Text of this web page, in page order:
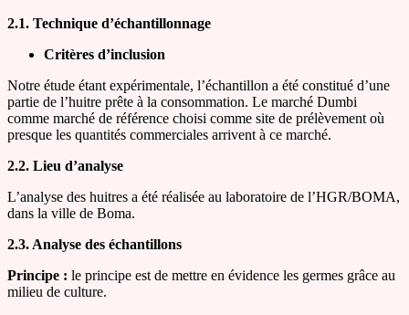
2.1. Technique d’échantillonnage
Critères d’inclusion
Notre étude étant expérimentale, l’échantillon a été constitué d’une
partie de l’huitre prête à la consommation. Le marché Dumbi
comme marché de référence choisi comme site de prélèvement où
presque les quantités commerciales arrivent à ce marché.
2.2. Lieu d’analyse
L’analyse des huitres a été réalisée au laboratoire de l’HGR/BOMA,
dans la ville de Boma.
2.3. Analyse des échantillons
Principe : le principe est de mettre en évidence les germes grâce au
milieu de culture.